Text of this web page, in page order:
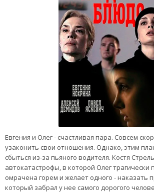
Евгения и Олег - счастливая пара. Совсем
узаконить свои отношения. Однако, этим
сбыться из-за пьяного водителя. Костя
автокатастрофы, в которой Олег трагически
омрачена горем и желает одного - наказать
который забрал у нее самого дорогого